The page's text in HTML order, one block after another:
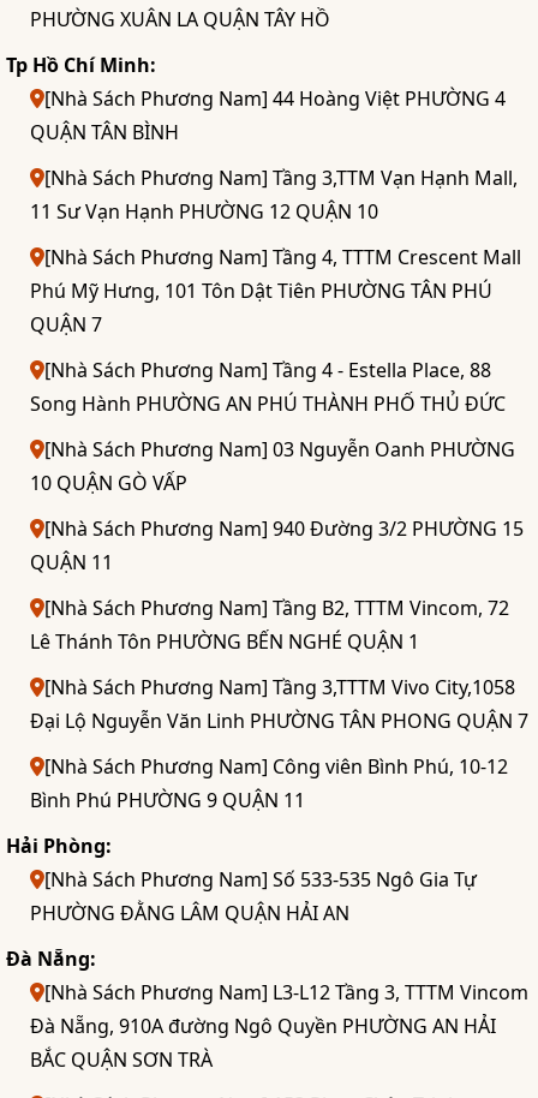
PHƯỜNG XUÂN LA QUẬN TÂY HỒ
Tp Hồ Chí Minh:
[Nhà Sách Phương Nam] 44 Hoàng Việt PHƯỜNG 4
QUẬN TÂN BÌNH
[Nhà Sách Phương Nam] Tầng 3,TTM Vạn Hạnh Mall,
11 Sư Vạn Hạnh PHƯỜNG 12 QUẬN 10
[Nhà Sách Phương Nam] Tầng 4, TTTM Crescent Mall
Phú Mỹ Hưng, 101 Tôn Dật Tiên PHƯỜNG TÂN PHÚ
QUẬN 7
[Nhà Sách Phương Nam] Tầng 4 - Estella Place, 88
Song Hành PHƯỜNG AN PHÚ THÀNH PHỐ THỦ ĐỨC
[Nhà Sách Phương Nam] 03 Nguyễn Oanh PHƯỜNG
10 QUẬN GÒ VẤP
[Nhà Sách Phương Nam] 940 Đường 3/2 PHƯỜNG 15
QUẬN 11
[Nhà Sách Phương Nam] Tầng B2, TTTM Vincom, 72
Lê Thánh Tôn PHƯỜNG BẾN NGHÉ QUẬN 1
[Nhà Sách Phương Nam] Tầng 3,TTTM Vivo City,1058
Đại Lộ Nguyễn Văn Linh PHƯỜNG TÂN PHONG QUẬN 7
[Nhà Sách Phương Nam] Công viên Bình Phú, 10-12
Bình Phú PHƯỜNG 9 QUẬN 11
Hải Phòng:
[Nhà Sách Phương Nam] Số 533-535 Ngô Gia Tự
PHƯỜNG ĐẰNG LÂM QUẬN HẢI AN
Đà Nẵng:
[Nhà Sách Phương Nam] L3-L12 Tầng 3, TTTM Vincom
Đà Nẵng, 910A đường Ngô Quyền PHƯỜNG AN HẢI
BẮC QUẬN SƠN TRÀ